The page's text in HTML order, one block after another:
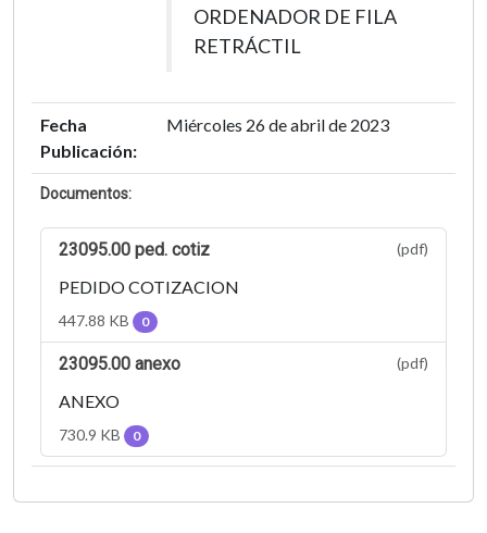
ORDENADOR DE FILA
RETRÁCTIL
Fecha
Publicación:
Miércoles 26 de abril de 2023
Documentos:
23095.00 ped. cotiz (pdf)
PEDIDO COTIZACION
447.88 KB 0
23095.00 anexo (pdf)
ANEXO
730.9 KB 0